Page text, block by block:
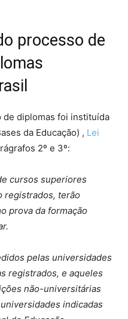
processo de
diplomas foi instituída
da Educação) , Lei
2º e 3º:
cursos superiores
registrados, terão
prova da formação
pelas universidades
registrados, e aqueles
não-universitárias
indicadas